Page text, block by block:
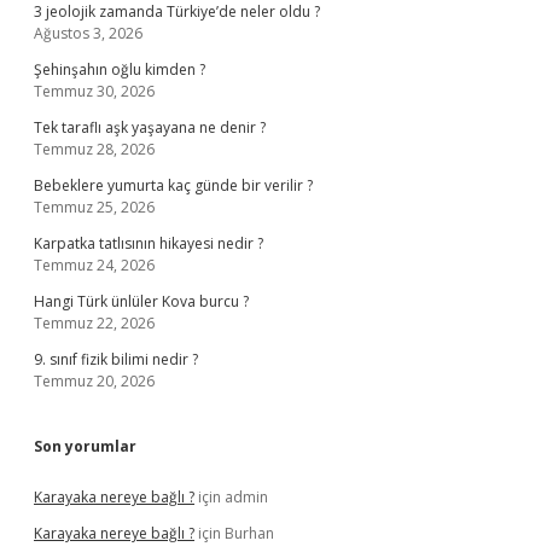
3 jeolojik zamanda Türkiye’de neler oldu ?
Ağustos 3, 2026
Şehinşahın oğlu kimden ?
Temmuz 30, 2026
Tek taraflı aşk yaşayana ne denir ?
Temmuz 28, 2026
Bebeklere yumurta kaç günde bir verilir ?
Temmuz 25, 2026
Karpatka tatlısının hikayesi nedir ?
Temmuz 24, 2026
Hangi Türk ünlüler Kova burcu ?
Temmuz 22, 2026
9. sınıf fizik bilimi nedir ?
Temmuz 20, 2026
Son yorumlar
Karayaka nereye bağlı ? için admin
Karayaka nereye bağlı ? için Burhan